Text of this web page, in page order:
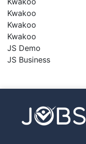
Kwakoo
Kwakoo
Kwakoo
JS Demo
JS Business